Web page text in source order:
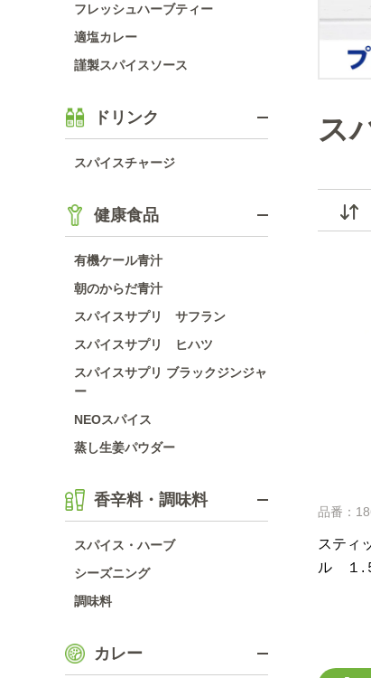
フレッシュハーブティー
適塩カレー
謹製スパイスソース
ドリンク
スパイスチャージ
健康食品
有機ケール青汁
朝のからだ青汁
スパイスサプリ サフラン
スパイスサプリ ヒハツ
スパイスサプリ ブラックジンジャ
ー
NEOスパイス
蒸し生姜パウダー
香辛料・調味料
スパイス・ハーブ
シーズニング
調味料
カレー
ス
品番：
スティ
ル １.